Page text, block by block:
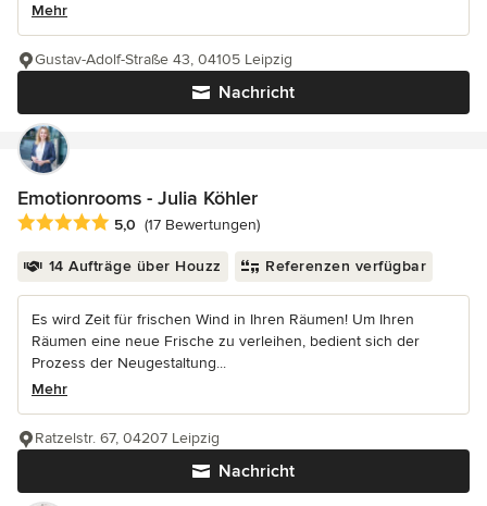
Mehr
Nachricht
Gustav-Adolf-Straße 43, 04105 Leipzig
Emotionrooms - Julia Köhler
Durchschnittliche Bewertung: 5 von 5 Sternen
5,0 (17 Bewertungen)
14 Aufträge über Houzz Referenzen verfügbar
Es wird Zeit für frischen Wind in Ihren Räumen! Um Ihren
Räumen eine neue Frische zu verleihen, bedient sich der
Prozess der Neugestaltung...
Mehr
Nachricht
Ratzelstr. 67, 04207 Leipzig